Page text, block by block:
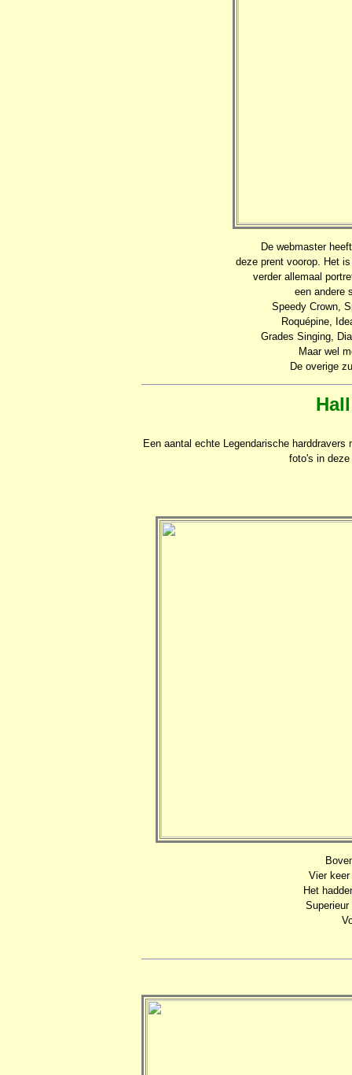
De webmaster
deze prent voorop. Het
verder allemaal
een andere
Speedy Crown,
Roquépine,
Grades Singing,
Maar wel
De overige
Een aantal echte Legendarische
foto's in
Vier
Het